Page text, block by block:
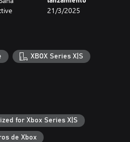
21/3/2025
XBOX Series X|S
for Xbox Series X|S
de Xbox